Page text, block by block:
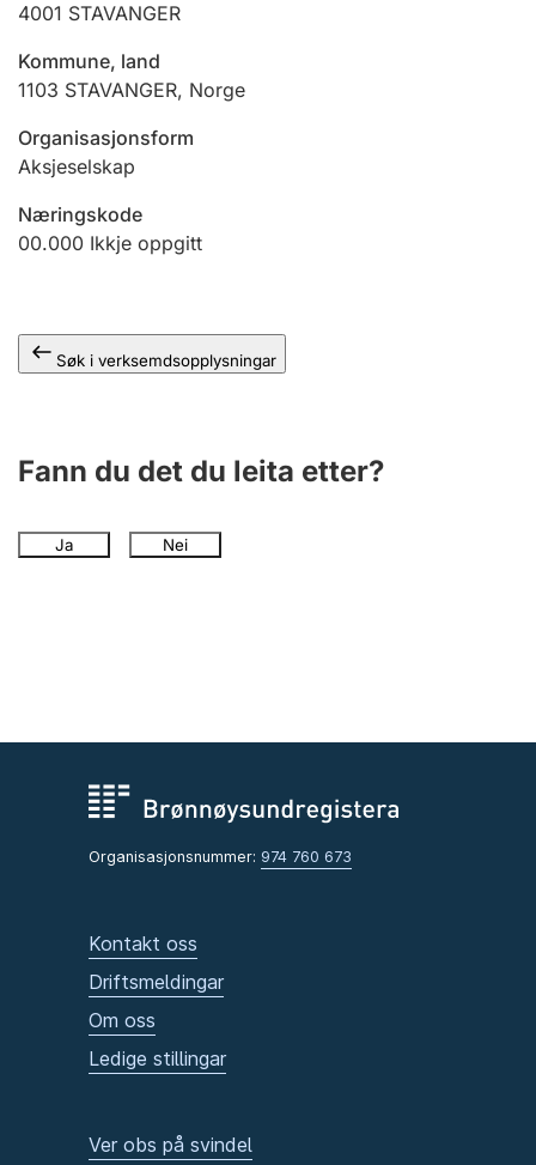
Andre tema
4001 STAVANGER
Kommune, land
1103 STAVANGER, Norge
Organisasjonsform
Aksjeselskap
Næringskode
00.000 Ikkje oppgitt
Søk i verksemdsopplysningar
Fann du det du leita etter?
Ja Nei
Organisasjonsnummer: 974 760 673
Kontakt oss
Driftsmeldingar
Om oss
Ledige stillingar
Ver obs på svindel